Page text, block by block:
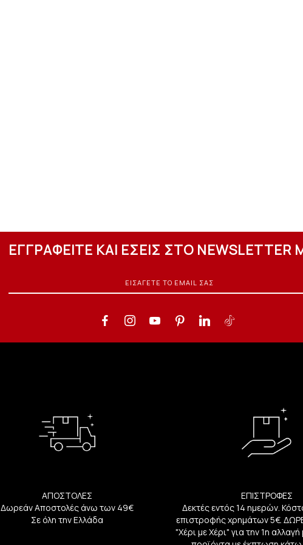
ΕΓΓΡΑΦΕΙΤΕ ΚΑΙ ΕΣΕΙΣ ΣΤΟ NEWSLETTER
ΑΠΟΣΤΟΛΕΣ
Δωρεάν Αποστολές άνω των 49€
Σε όλη την Ελλάδα
ΕΠΙΣΤΡΟΦΕΣ
Δεκτές εντός 14 ημερών.
επιστροφής χρημάτων 5€.
"Χέρι με Χέρι" για την 1η